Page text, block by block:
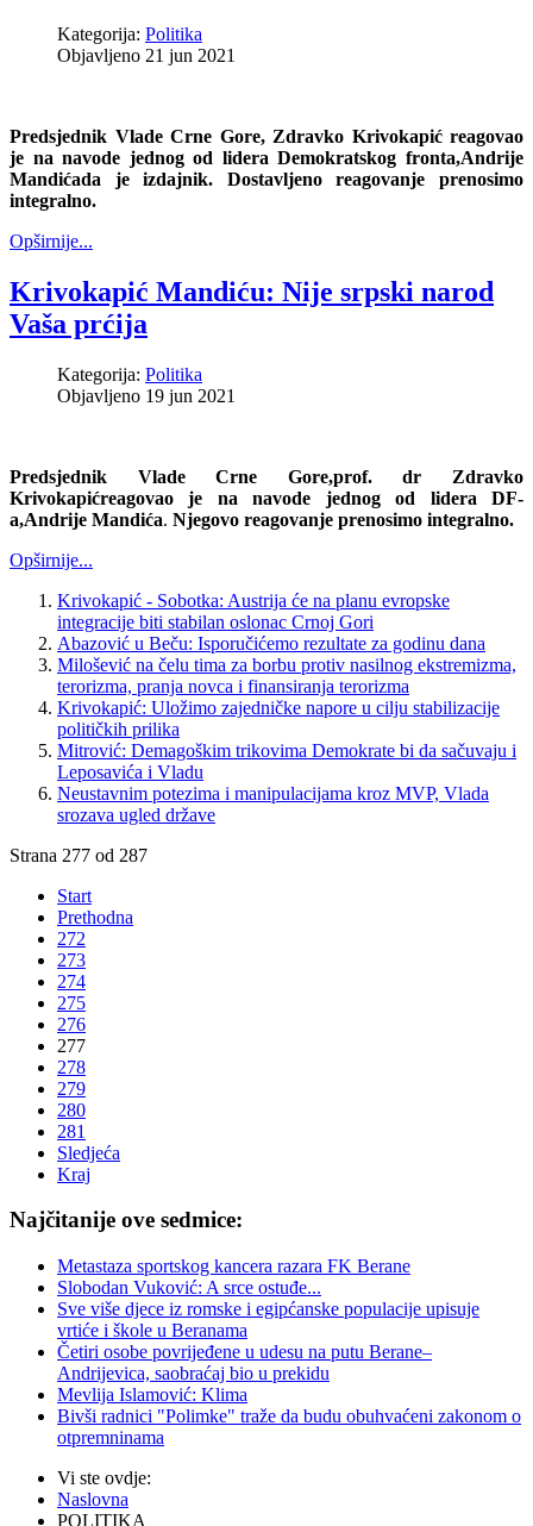
Kategorija: Politika
Objavljeno 21 jun 2021
Predsjednik Vlade Crne Gore, Zdravko Krivokapić reagovao
je na navode jednog od lidera Demokratskog fronta,Andrije
Mandićada je izdajnik. Dostavljeno reagovanje prenosimo
integralno.
Opširnije...
Krivokapić Mandiću: Nije srpski narod
Vaša prćija
Kategorija: Politika
Objavljeno 19 jun 2021
Predsjednik Vlade Crne Gore,prof. dr Zdravko
Krivokapićreagovao je na navode jednog od lidera DF-
a,Andrije Mandića. Njegovo reagovanje prenosimo integralno.
Opširnije...
Krivokapić - Sobotka: Austrija će na planu evropske
integracije biti stabilan oslonac Crnoj Gori
Abazović u Beču: Isporučićemo rezultate za godinu dana
Milošević na čelu tima za borbu protiv nasilnog ekstremizma,
terorizma, pranja novca i finansiranja terorizma
Krivokapić: Uložimo zajedničke napore u cilju stabilizacije
političkih prilika
Mitrović: Demagoškim trikovima Demokrate bi da sačuvaju i
Leposavića i Vladu
Neustavnim potezima i manipulacijama kroz MVP, Vlada
srozava ugled države
Strana 277 od 287
Start
Prethodna
272
273
274
275
276
277
278
279
280
281
Sledjeća
Kraj
Najčitanije ove sedmice:
Metastaza sportskog kancera razara FK Berane
Slobodan Vuković: A srce ostuđe...
Sve više djece iz romske i egipćanske populacije upisuje
vrtiće i škole u Beranama
Četiri osobe povrijeđene u udesu na putu Berane–
Andrijevica, saobraćaj bio u prekidu
Mevlija Islamović: Klima
Bivši radnici "Polimke" traže da budu obuhvaćeni zakonom o
otpremninama
Vi ste ovdje:
Naslovna
POLITIKA